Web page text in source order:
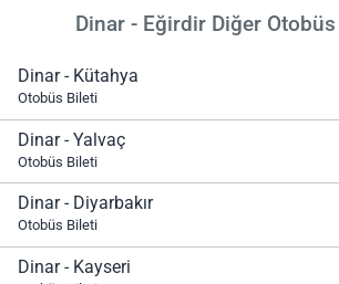
Dinar - Eğirdir Diğer
Dinar - Kütahya
Otobüs Bileti
Dinar - Yalvaç
Otobüs Bileti
Dinar - Diyarbakır
Otobüs Bileti
Dinar - Kayseri